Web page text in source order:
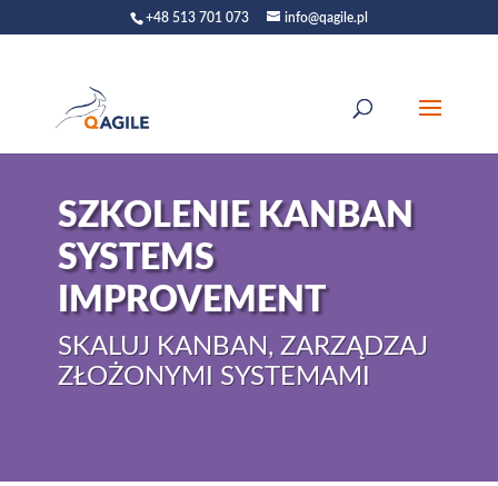
+48 513 701 073 info@qagile.pl
SZKOLENIE KANBAN
SYSTEMS
IMPROVEMENT
SKALUJ KANBAN, ZARZĄDZAJ
ZŁOŻONYMI SYSTEMAMI